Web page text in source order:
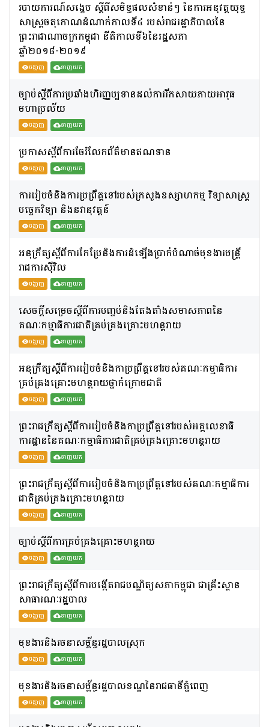
របាយការណ៍សង្ខេប ស្តីពីសមិទ្ធផលសំខាន់ៗ នៃការអនុវត្តយុទ្ធ
សាស្រ្តចតុកោណដំណាក់កាលទី៤ របស់រាជរដ្ឋាភិបាលនៃ
ព្រះរាជាណាចក្រកម្ពុជា នីតិកាលទី៦នៃរដ្ឋសភា
ឆ្នាំ២០១៨-២០១៩
បង្ហាញ ទាញយក
ច្បាប់ស្តីពីការប្រឆាំងហិរញ្ញប្បទានដល់ការរីកសាយភាយអាវុធ
មហាប្រល័យ
បង្ហាញ ទាញយក
ប្រកាសស្តីពីការចែរំលែកព័ត៌មានឥណទាន
បង្ហាញ ទាញយក
ការរៀបចំនិងការប្រព្រឹត្តទៅរបស់ក្រសួងឧស្សាហកម្ម វិទ្យាសាស្ត្រ
បច្ចេកវិទ្យា និងនវានុវត្តន៍
បង្ហាញ ទាញយក
អនុក្រឹត្យស្តីពីការកែប្រែនិងការដំឡើងប្រាក់បំណាច់មុខងារមន្រ្តី
រាជការស៊ីវិល
បង្ហាញ ទាញយក
សេចក្តីសម្រេចស្តីពីការបញ្ចប់និងតែងតាំងសមាសភាពនៃ
គណៈកម្មាធិការជាតិគ្រប់គ្រងគ្រោះមហន្តរាយ
បង្ហាញ ទាញយក
អនុក្រឹត្យស្តីពីការរៀបចំនិងកាប្រព្រឹត្តទៅរបស់គណៈកម្មាធិការ
គ្រប់គ្រងគ្រោះមហន្តរាយថ្នាក់ក្រោមជាតិ
បង្ហាញ ទាញយក
ព្រះរាជក្រឹត្យស្តីពីការរៀបចំនិងកាប្រព្រឹត្តទៅរបស់អគ្គលេខាធិ
ការដ្ឋាននៃគណៈកម្មាធិការជាតិគ្រប់គ្រងគ្រោះមហន្តរាយ
បង្ហាញ ទាញយក
ព្រះរាជក្រឹត្យស្តីពីការរៀបចំនិងកាប្រព្រឹត្តទៅរបស់គណៈកម្មាធិការ
ជាតិគ្រប់គ្រងគ្រោះមហន្តរាយ
បង្ហាញ ទាញយក
ច្បាប់ស្តីពីការគ្រប់គ្រងគ្រោះមហន្តរាយ
បង្ហាញ ទាញយក
ព្រះរាជក្រឹត្យស្តីពីការបង្កើតរាជបណ្ឌិត្យសភាកម្ពុជា ជាគ្រឹះស្ថាន
សាធារណៈរដ្ឋបាល
បង្ហាញ ទាញយក
មុខងារនិងរចនាសម្ព័ន្ធរដ្ឋបាលស្រុក
បង្ហាញ ទាញយក
មុខងារនិងរចនាសម្ព័ន្ធរដ្ឋបាលខណ្ឌនៃរាជធានីភ្នំពេញ
បង្ហាញ ទាញយក